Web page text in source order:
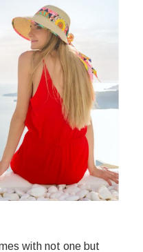
with not one but